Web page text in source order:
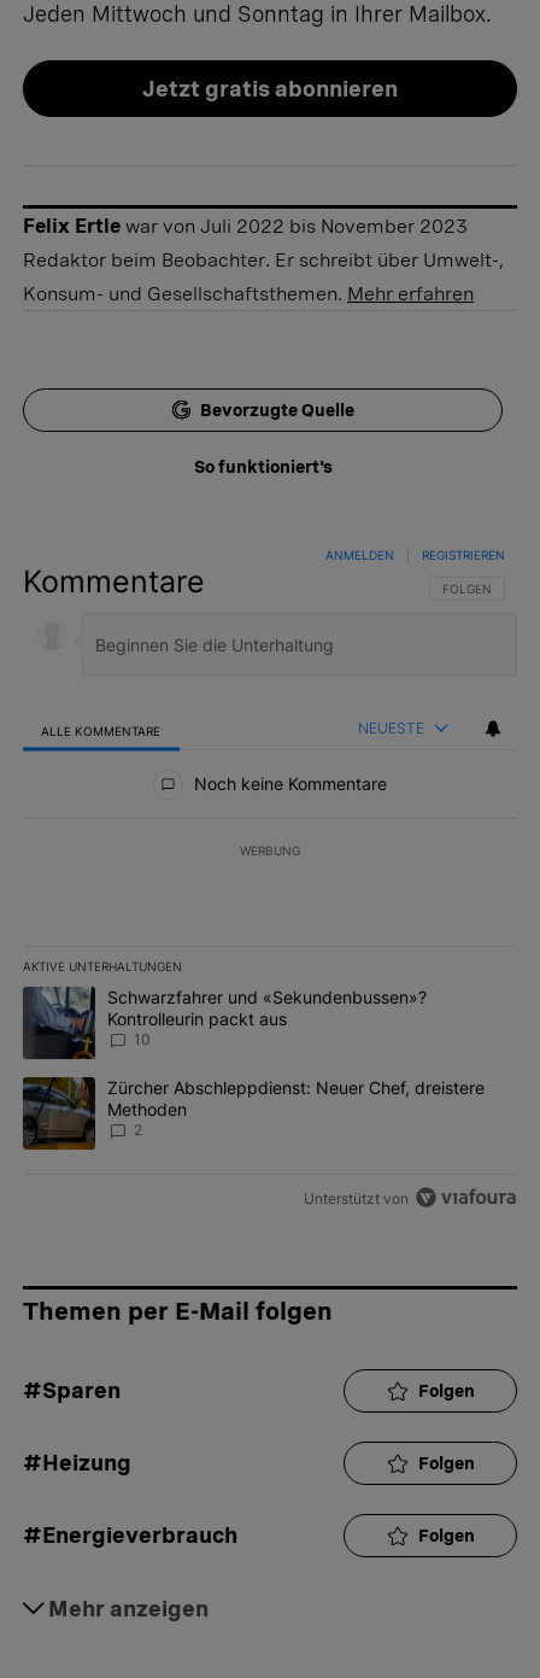
Jeden Mittwoch und Sonntag in Ihrer Mailbox.
Jetzt gratis abonnieren
Felix Ertle war von Juli 2022 bis November 2023
Redaktor beim Beobachter. Er schreibt über Umwelt-,
Konsum- und Gesellschaftsthemen. Mehr erfahren
Bevorzugte Quelle
So funktioniert's
Kommentare FOLGE DIESER
FOLGEN
ANMELDEN REGISTRIEREN
ALLE KOMMENTARE NEUESTE
Noch keine Kommentare
WERBUNG
AKTIVE UNTERHALTUNGEN
Das Folgende ist eine Liste der am meisten kommentierten
Ein Trendartikel mit dem Titel "Schwarzfahrer und
Schwarzfahrer und «Sekundenbussen»?
Kontrolleurin packt aus
10
Ein Trendartikel mit dem Titel "Zürcher Abschleppdienst: Neuer
Zürcher Abschleppdienst: Neuer Chef, dreistere
Methoden
2
Unterstützt von
Themen per E-Mail folgen
#Sparen Folgen
#Heizung Folgen
#Energieverbrauch Folgen
Mehr anzeigen
#Wohnung